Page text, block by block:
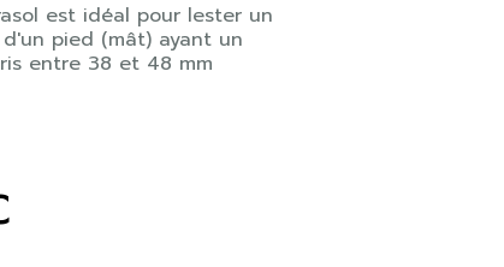
est idéal pour lester un
pied (mât) ayant un
entre 38 et 48 mm